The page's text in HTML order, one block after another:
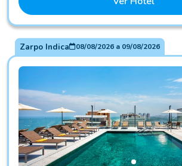
Zarpo Indica 08/08/2026a 09/08/2026